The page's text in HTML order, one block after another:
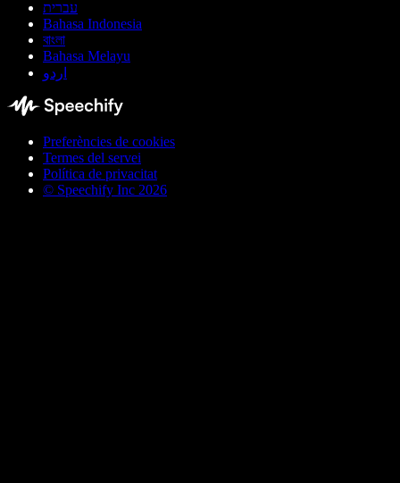
עברית
Bahasa Indonesia
বাংলা
Bahasa Melayu
اردو
Preferències de cookies
Termes del servei
Política de privacitat
© Speechify Inc 2026